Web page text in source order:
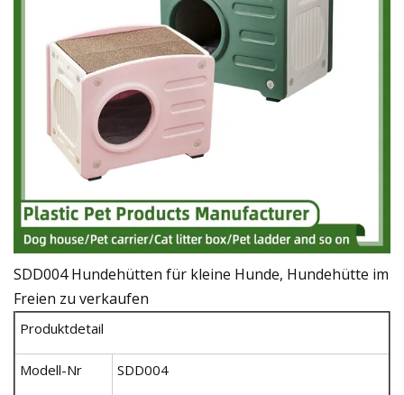
SDD004 Hundehütten für kleine Hunde, Hundehütte im
Freien zu verkaufen
Produktdetail
Modell-Nr SDD004